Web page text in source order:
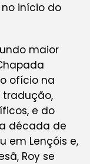
início do
maior
ofício na
tradução,
e do
década de
em Lençóis e,
Roy se